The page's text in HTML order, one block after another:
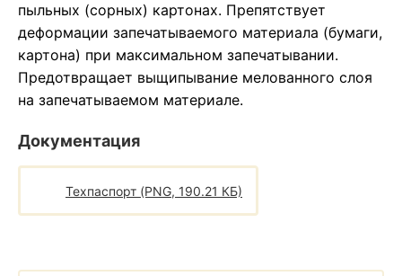
пыльных (сорных) картонах. Препятствует
деформации запечатываемого материала (бумаги,
картона) при максимальном запечатывании.
Предотвращает выщипывание мелованного слоя
на запечатываемом материале.
Документация
Техпаспорт (PNG, 190.21 КБ)